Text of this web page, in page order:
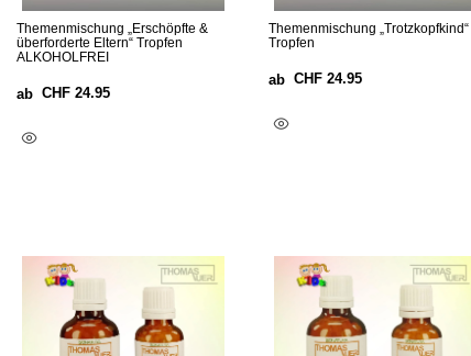
Themenmischung „Erschöpfte &
überforderte Eltern“ Tropfen
ALKOHOLFREI
ab CHF 24.95
Themenmischung „Trotzkopfkind“
Tropfen
ab CHF 24.95